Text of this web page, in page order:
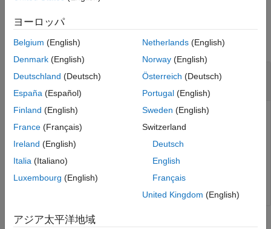
例
すべて折りたたむ
プロファイリングされたコード セクションの番
号を取得
プロファイリングされたコード セクションを識別する番号
を取得するには、
NthSectionProfileオブジェクトの
プロパティを使用します。
ヨーロッパ
Belgium (English)
Denmark (English)
Deutschland (Deutsch)
España (Español)
Finland (English)
France (Français)
Ireland (English)
Italia (Italiano)
Luxembourg (English)
Netherlands(English)
Norway(English)
Österreich (Deutsch)
Portugal(English)
Sweden (English)
Switzerland
Deutsch
English
Français
United Kingdom (English)
アジア太平洋地域